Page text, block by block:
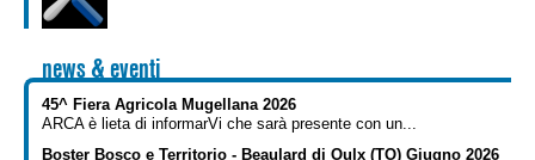
news & eventi
45^ Fiera Agricola Mugellana 2026
ARCA è lieta di informarVi che sarà presente con un...
Boster Bosco e Territorio - Beaulard di Oulx (TO) Giugno 2026